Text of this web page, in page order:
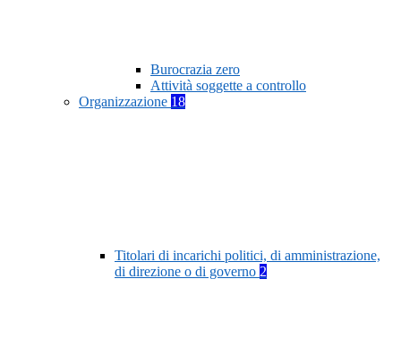
Burocrazia zero
Attività soggette a controllo
Organizzazione 18
Titolari di incarichi politici, di amministrazione,
di direzione o di governo 2